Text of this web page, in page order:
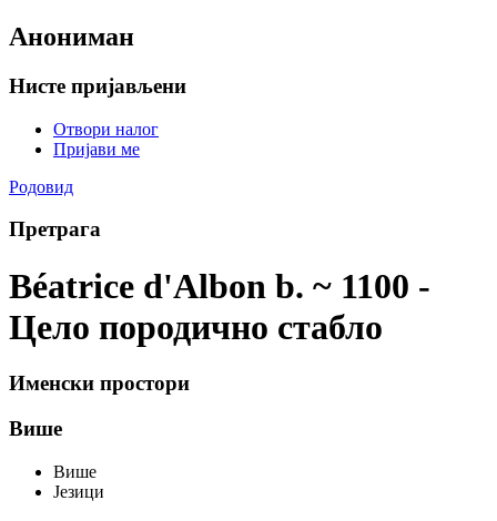
Анониман
Нисте пријављени
Отвори налог
Пријави ме
Родовид
Претрага
Béatrice d'Albon b. ~ 1100 -
Цело породично стабло
Именски простори
Више
Више
Језици